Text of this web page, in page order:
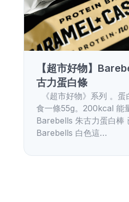
【超市好物】
古力蛋白條
《超市好物》系列 。
食一條55g。200kcal 能
Barebells 朱古力蛋白棒
Barebells 白色這…